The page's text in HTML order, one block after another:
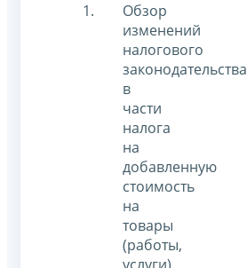
Обзор
изменений
налогового
законодательства
в
части
налога
на
добавленную
стоимость
на
товары
(работы,